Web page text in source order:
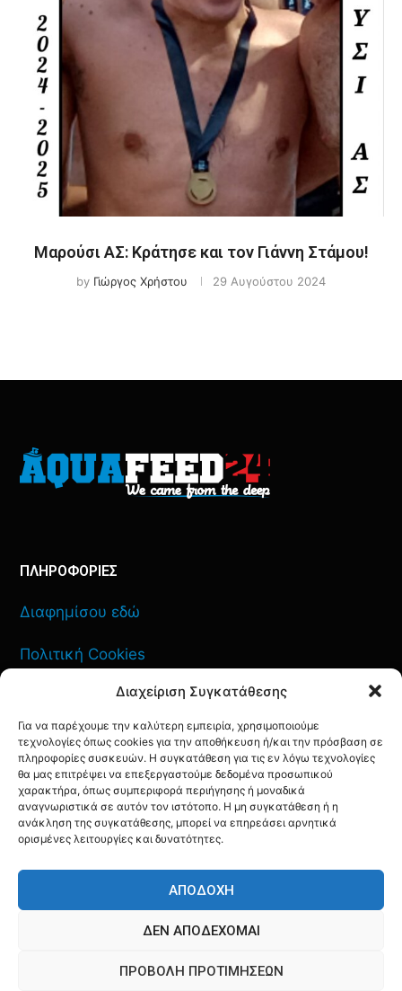
Διαχείριση Συγκατάθεσης
Για να παρέχουμε την καλύτερη εμπειρία, χρησιμοποιούμε
τεχνολογίες όπως cookies για την αποθήκευση ή/και την πρόσβαση σε
πληροφορίες συσκευών. Η συγκατάθεση για τις εν λόγω τεχνολογίες
θα μας επιτρέψει να επεξεργαστούμε δεδομένα προσωπικού
χαρακτήρα, όπως συμπεριφορά περιήγησης ή μοναδικά
αναγνωριστικά σε αυτόν τον ιστότοπο. Η μη συγκατάθεση ή η
ανάκληση της συγκατάθεσης, μπορεί να επηρεάσει αρνητικά
ορισμένες λειτουργίες και δυνατότητες.
ΑΠΟΔΟΧΉ
ΔΕΝ ΑΠΟΔΈΧΟΜΑΙ
ΠΡΟΒΟΛΉ ΠΡΟΤΙΜΉΣΕΩΝ
Μαρούσι ΑΣ: Κράτησε και τον Γιάννη Στάμου!
by Γιώργος Χρήστου 29 Αυγούστου 2024
ΠΛΗΡΟΦΟΡΙΕΣ
Διαφημίσου εδώ
Πολιτική Cookies
Πολιτική Απορρήτου
ΕΠΙΚΟΙΝΩΝΙΑ
YOUTUBE